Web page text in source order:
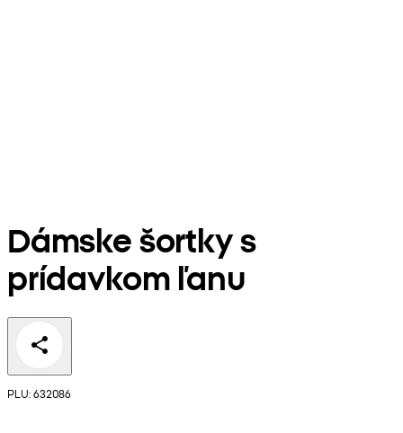
Dámske šortky s
prídavkom ľanu
PLU: 632086